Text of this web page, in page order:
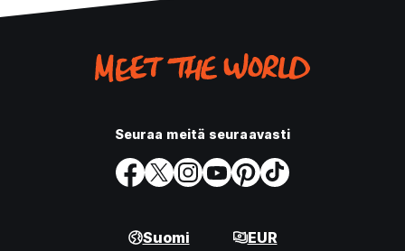
Seuraa meitä seuraavasti
Suomi EUR